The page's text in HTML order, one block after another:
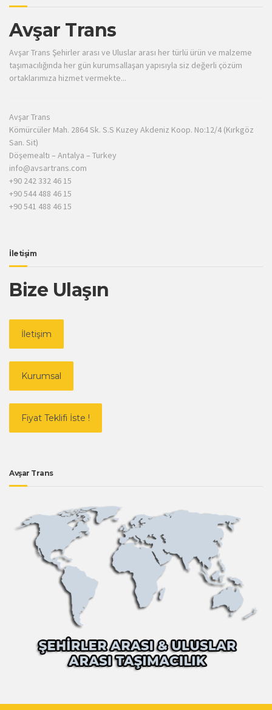
Avşar Trans
Avşar Trans Şehirler arası ve Uluslar arası her türlü ürün ve malzeme
taşımacılığında her gün kurumsallaşan yapısıyla siz değerli çözüm
ortaklarımıza hizmet vermekte...
Avşar Trans
Kömürcüler Mah. 2864 Sk. S.S Kuzey Akdeniz Koop. No:12/4 (Kırkgöz
San. Sit)
Döşemealtı – Antalya – Turkey
info@avsartrans.com
+90 242 332 46 15
+90 544 488 46 15
+90 541 488 46 15
İletişim
Bize Ulaşın
İletişim
Kurumsal
Fiyat Teklifi İste !
Avşar Trans